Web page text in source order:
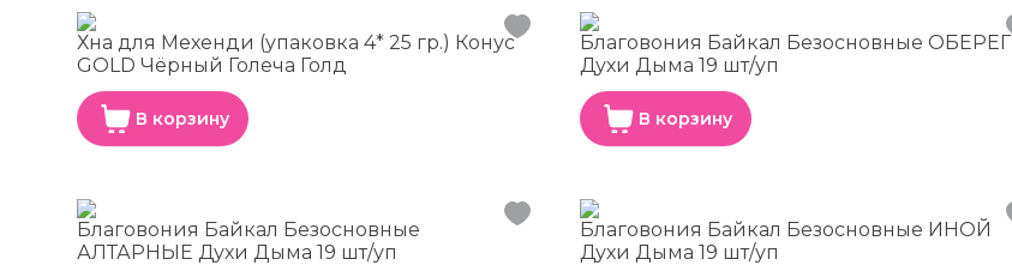
Хна для Мехенди (упаковка 4* 25 гр.) Конус
GOLD Чёрный Голеча Голд
В корзину
Благовония Байкал Безосновные ОБЕРЕГ
Духи Дыма 19 шт/уп
В корзину
Благовония Байкал Безосновные
АЛТАРНЫЕ Духи Дыма 19 шт/уп
Благовония Байкал Безосновные ИНОЙ
Духи Дыма 19 шт/уп